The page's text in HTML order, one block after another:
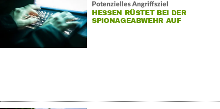
Potenzielles Angriffsziel
HESSEN RÜSTET BEI DER
SPIONAGEABWEHR AUF